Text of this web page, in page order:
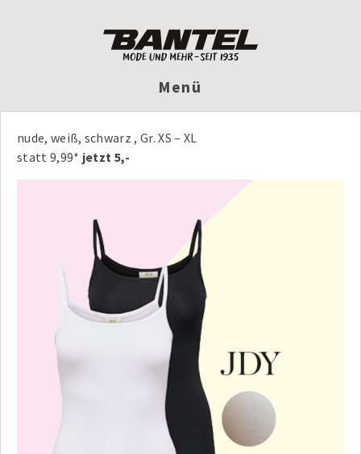
Menü
nude, weiß, schwarz , Gr. XS – XL
statt 9,99* jetzt 5,-